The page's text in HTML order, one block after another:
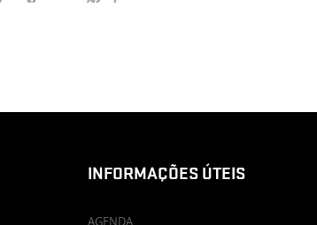
INFORMAÇÕES ÚTEIS
AGENDA